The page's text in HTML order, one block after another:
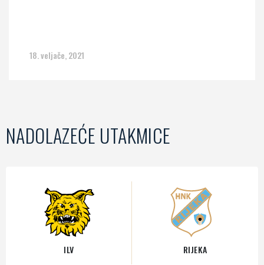
18. veljače, 2021
NADOLAZEĆE UTAKMICE
ILV RIJEKA